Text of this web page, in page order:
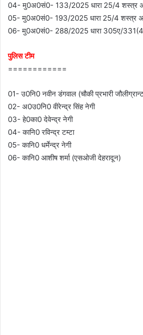
04- मु0अ0सं0- 133/2025 धारा 25/4 शस्त्र
05- मु0अ0सं0- 193/2025 धारा 25/4 शस्त्र
06- मु0अ0सं0- 288/2025 धारा 305ए/
पुलिस टीम
============
01- उ0नि0 नवीन डंगवाल (चौकी प्रभारी
02- अ0उ0नि0 वीरेन्द्र सिंह नेगी
03- हे0का0 देवेन्द्र नेगी
04- कानि0 रविन्द्र टम्टा
05- कानि0 धर्मेन्द्र नेगी
06- कानि0 आशीष शर्मा (एसओजी देहरादून)